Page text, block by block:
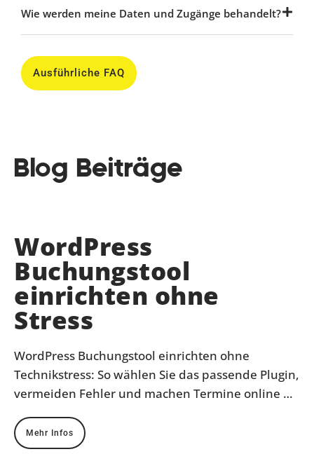
Wie werden meine Daten und Zugänge behandelt?
Ausführliche FAQ
Blog Beiträge
WordPress
Buchungstool
einrichten ohne
Stress
WordPress Buchungstool einrichten ohne
Technikstress: So wählen Sie das passende Plugin,
vermeiden Fehler und machen Termine online …
Mehr Infos